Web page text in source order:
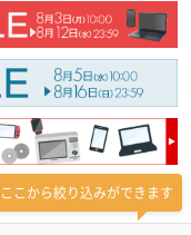
ここから絞り込みができます